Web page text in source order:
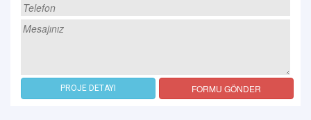
PROJE DETAYI FORMU GÖNDER